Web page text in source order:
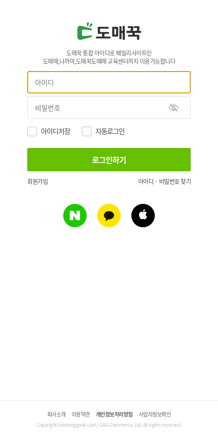
도매꾹 통합 아이디로 패밀리사이트인
도매매,나까마,도매꾹도매매 교육센터까지 이용가능합니다
아이디저장 자동로그인
회원가입 아이디 · 비밀번호 찾기
회사소개 이용약관 개인정보처리방침 사업자정보확인
Copyright©domeggook.com / G&G Commerce, Ltd. All rights reserved.